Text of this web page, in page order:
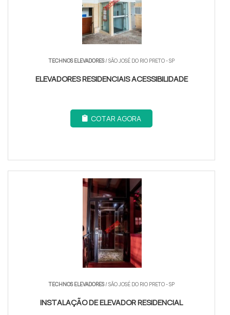
TECHNOS ELEVADORES/ SÃO JOSÉ DO RIO PRETO - SP
ELEVADORES RESIDENCIAIS ACESSIBILIDADE
COTAR AGORA
TECHNOS ELEVADORES/ SÃO JOSÉ DO RIO PRETO - SP
INSTALAÇÃO DE ELEVADOR RESIDENCIAL